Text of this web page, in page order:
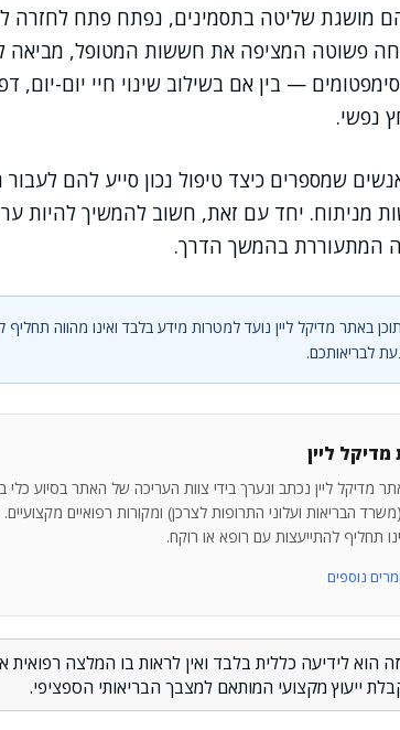
מושגת שליטה בתסמינים, נפתח פתח לחזרה
פשוטה המציפה את חששות המטופל, מביאה
— בין אם בשילוב שינוי חיי יום-יום,
נפשי.
שמספרים כיצד טיפול נכון סייע להם
מניתוח. יחד עם זאת, חשוב להמשיך להיות
המתעוררת בהמשך הדרך.
באתר מדיקל ליין נועד למטרות מידע בלבד ואינו מהווה תחליף
לבריאותכם.
ליין
מדיקל ליין נכתב ונערך בידי צוות העריכה של האתר בסיוע
הבריאות ועלוני התרופות לצרכן) ומקורות רפואיים
תחליף להתייעצות עם רופא או רוקח.
הוא לידיעה כללית בלבד ואין לראות בו המלצה רפואית
ייעוץ מקצועי המותאם למצבך הבריאותי הספציפי.